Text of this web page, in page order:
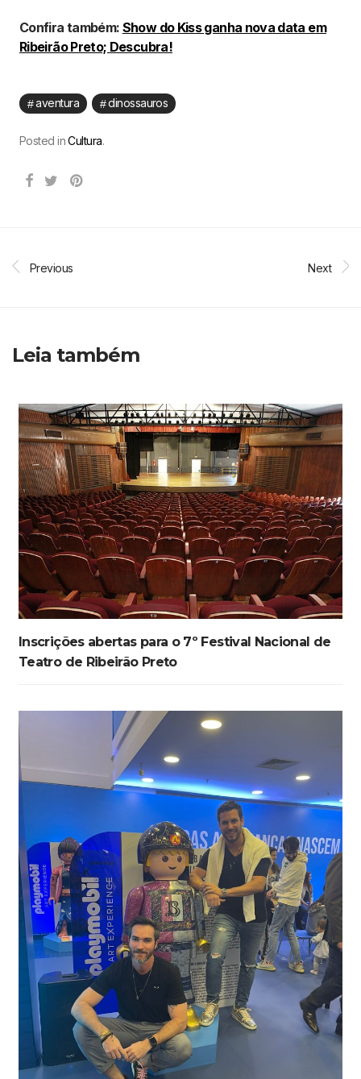
Confira também: Show do Kiss ganha nova data em
Ribeirão Preto; Descubra!
aventura dinossauros
Posted inCultura.
Previous Next
Leia também
Inscrições abertas para o 7º Festival Nacional de
Teatro de Ribeirão Preto